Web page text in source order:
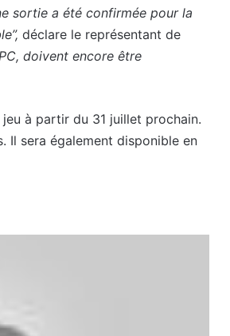
sortie a été confirmée pour la
déclare le représentant de
doivent encore être
à partir du 31 juillet prochain.
Il sera également disponible en